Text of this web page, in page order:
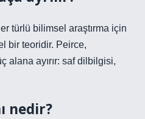
türlü bilimsel araştırma için
bir teoridir. Peirce,
alana ayırır: saf dilbilgisi,
nedir?